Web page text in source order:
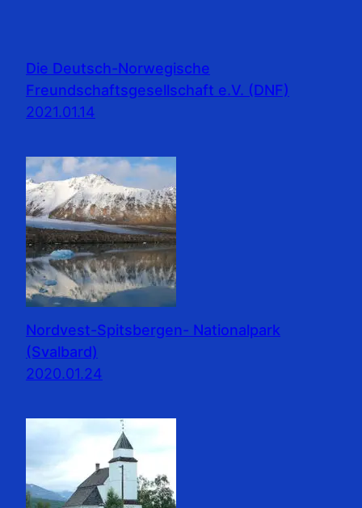
Die Deutsch-Norwegische
Freundschaftsgesellschaft e.V. (DNF)
2021.01.14
Nordvest-Spitsbergen- Nationalpark
(Svalbard)
2020.01.24